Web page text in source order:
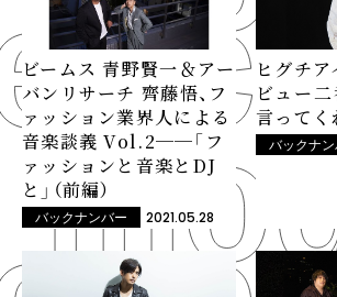
ビームス 青野賢一＆アー
バンリサーチ 齊藤悟、フ
ァッション業界人による
音楽談義 Vol.2──「フ
ァッションと音楽とDJ
と」（前編）
バックナンバー 2021.05.28
ヒグチア
ビュー――
言ってく
バックナン